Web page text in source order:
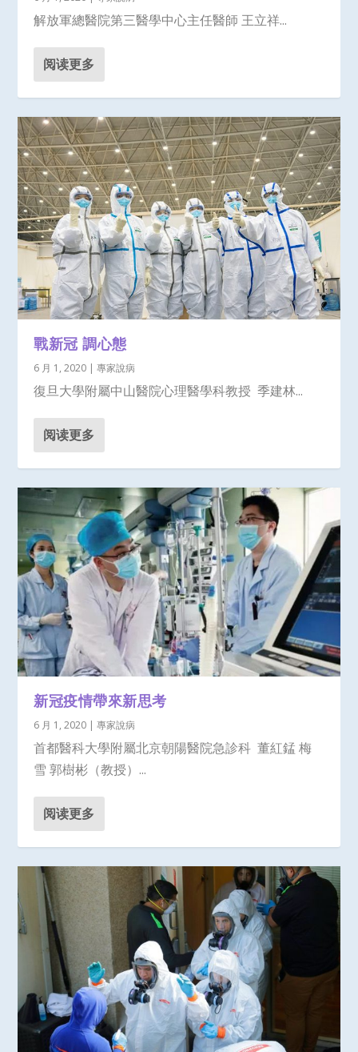
解放軍總醫院第三醫學中心主任醫師 王立祥...
阅读更多
戰新冠 調心態
6 月 1, 2020 |專家說病
復旦大學附屬中山醫院心理醫學科教授 季建林...
阅读更多
新冠疫情帶來新思考
6 月 1, 2020 |專家說病
首都醫科大學附屬北京朝陽醫院急診科 董紅錳 梅
雪 郭樹彬（教授）...
阅读更多